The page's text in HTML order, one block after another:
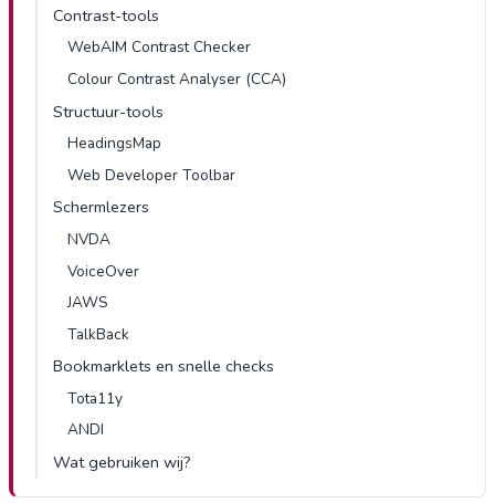
Contrast-tools
WebAIM Contrast Checker
Colour Contrast Analyser (CCA)
Structuur-tools
HeadingsMap
Web Developer Toolbar
Schermlezers
NVDA
VoiceOver
JAWS
TalkBack
Bookmarklets en snelle checks
Tota11y
ANDI
Wat gebruiken wij?